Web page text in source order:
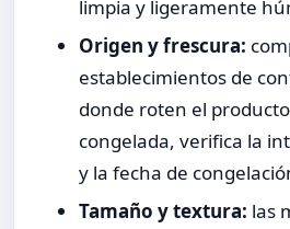
limpia y ligeramente
Origen y frescura:
establecimientos de
donde roten el
congelada, verifica la
y la fecha de
Tamaño y textura: las